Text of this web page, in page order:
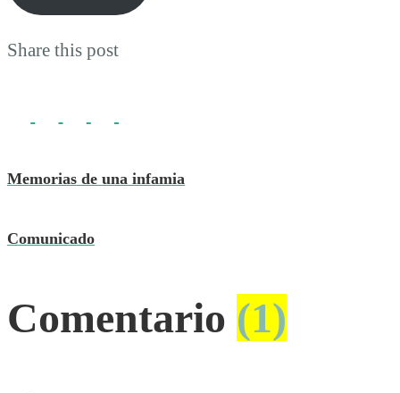
Share this post
Memorias de una infamia
Comunicado
Comentario (1)